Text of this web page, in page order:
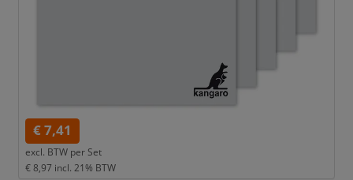
€ 7,41
excl. BTW per Set
€ 8,97 incl. 21% BTW